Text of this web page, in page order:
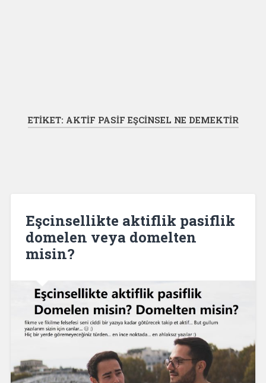
ETIKET: AKTIF PASIF EŞCINSEL NE DEMEKTIR
Eşcinsellikte aktiflik pasiflik
domelen veya domelten
misin?